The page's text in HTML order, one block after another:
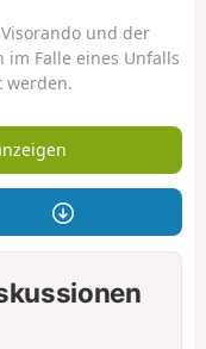
und der
Falle eines Unfalls
werden.